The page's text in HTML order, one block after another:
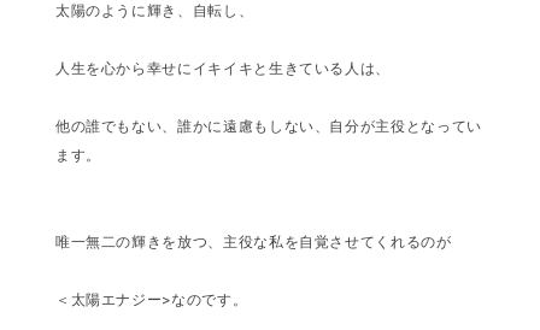
太陽のように輝き、自転し、
人生を心から幸せにイキイキと生きている人は、
他の誰でもない、誰かに遠慮もしない、自分が主役となってい
ます。
唯一無二の輝きを放つ、主役な私を自覚させてくれるのが
＜太陽エナジー>なのです。